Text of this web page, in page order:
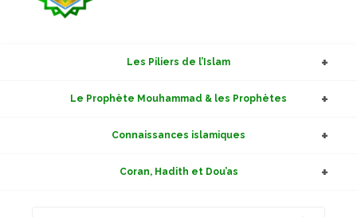
Les Piliers de l’Islam
Le Prophète Mouhammad & les Prophètes
Connaissances islamiques
Coran, Hadith et Dou’as